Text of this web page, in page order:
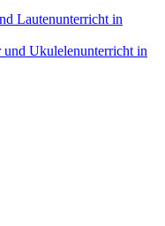
Lautenunterricht in
und Ukulelenunterricht in